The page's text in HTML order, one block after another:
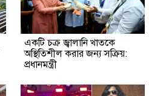
একটি চক্র জ্বালানি খাতকে
অস্থিতিশীল করার জন্য সক্রিয়:
প্রধানমন্ত্রী